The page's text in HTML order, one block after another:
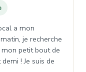
a mon
je recherche
petit bout de
! Je suis de